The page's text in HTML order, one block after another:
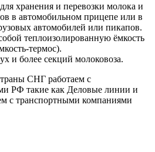
хранения и перевозки молока и
в автомобильном прицепе или в
автомобилей или пикапов.
теплоизолированную ёмкость
термос).
и более секций молоковоза.
СНГ работаем с
РФ такие как Деловые линии и
с транспортными компаниями